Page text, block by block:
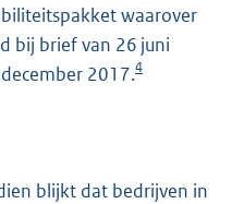
waarover
bij brief van 26 juni
2017.4
blijkt dat bedrijven in